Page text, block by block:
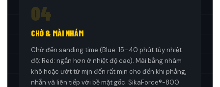
04
CHỜ & MÀI NHÁM
Chờ đến sanding time (Blue: 15–40 phút tùy nhiệt
độ; Red: ngắn hơn ở nhiệt độ cao). Mài bằng nhám
khô hoặc ướt từ mịn đến rất mịn cho đến khi phẳng,
nhẵn và liên tiếp với bề mặt gốc. SikaForce®-800